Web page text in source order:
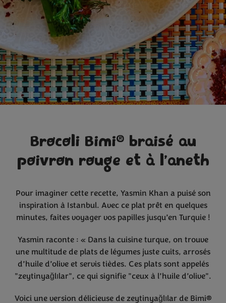
Brocoli Bimi®braisé au
poivron rouge et à l’aneth
Pour imaginer cette recette, Yasmin Khan a puisé son
inspiration à Istanbul. Avec ce plat prêt en quelques
minutes, faites voyager vos papilles jusqu’en Turquie !
Yasmin raconte : « Dans la cuisine turque, on trouve
une multitude de plats de légumes juste cuits, arrosés
d’huile d’olive et servis tièdes. Ces plats sont appelés
"zeytinyağlılar", ce qui signifie "ceux à l’huile d’olive".
Voici une version délicieuse de zeytinyağlılar de Bimi®